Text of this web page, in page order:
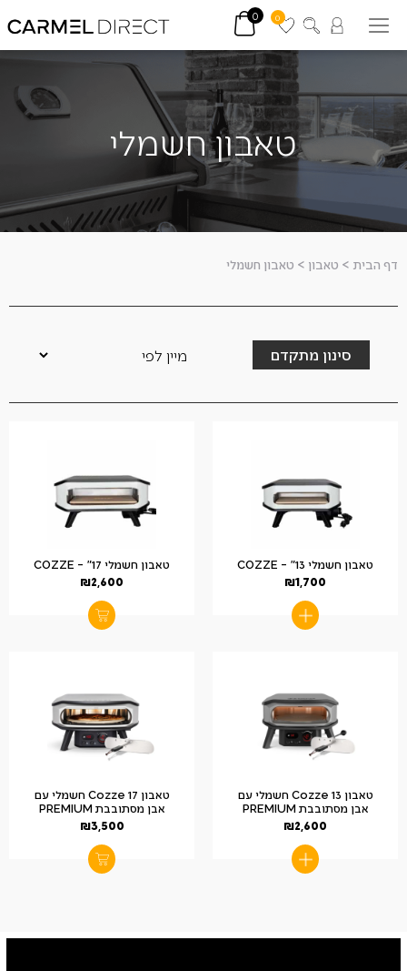
0
0
טאבון חשמלי
דף הבית > טאבון > טאבון חשמלי
סינון מתקדם
טאבון חשמלי 13" – COZZE
₪1,700
טאבון חשמלי 17" – COZZE
₪2,600
טאבון Cozze 13 חשמלי עם
אבן מסתובבת PREMIUM
₪2,600
טאבון Cozze 17 חשמלי עם
אבן מסתובבת PREMIUM
₪3,500